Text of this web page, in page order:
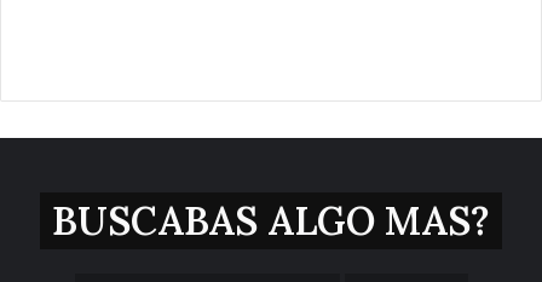
BUSCABAS ALGO MAS?